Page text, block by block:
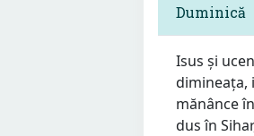
Duminică
Isus și
dimineața,
mănânce
dus în